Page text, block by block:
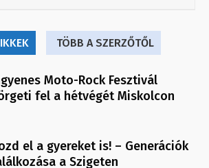
TÖBB A SZERZŐTŐL
Moto-Rock Fesztivál
fel a hétvégét Miskolcon
el a gyereket is! – Generációk
a Szigeten